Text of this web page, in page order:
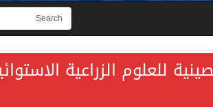
للعلوم الزراعية